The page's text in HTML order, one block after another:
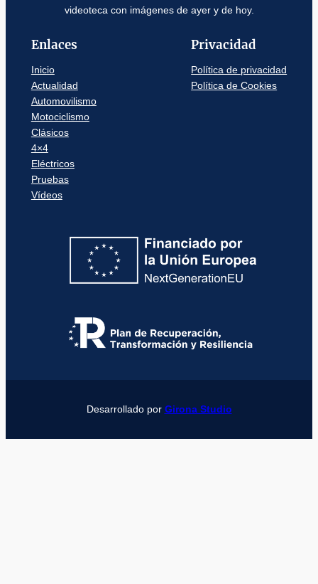
videoteca con imágenes de ayer y de hoy.
Enlaces
Inicio
Actualidad
Automovilismo
Motociclismo
Clásicos
4×4
Eléctricos
Pruebas
Vídeos
Privacidad
Política de privacidad
Política de Cookies
Desarrollado por Girona Studio